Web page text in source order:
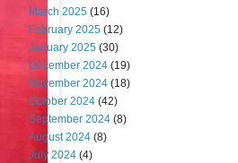
March 2025 (16)
February 2025 (12)
January 2025 (30)
December 2024 (19)
November 2024 (18)
October 2024 (42)
September 2024 (8)
August 2024 (8)
July 2024 (4)